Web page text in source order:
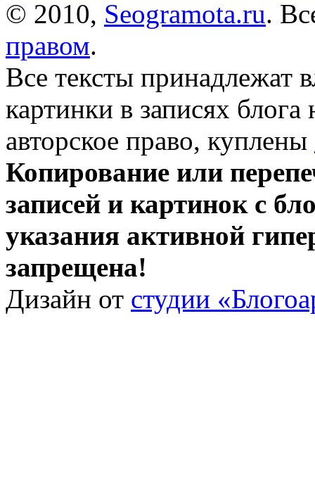
© 2010, Seogramota.ru.
правом.
Все тексты принадлежат
картинки в записях
авторское право, куплены
Копирование или
записей и картинок с
указания активной
запрещена!
Дизайн от студии